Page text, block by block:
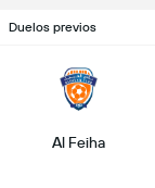
Duelos previos
Al Feiha